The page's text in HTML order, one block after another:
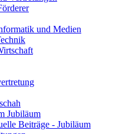
und Medien
Jubiläum
Beiträge - Jubiläum